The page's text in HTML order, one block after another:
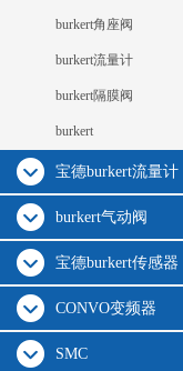
burkert角座阀
burkert流量计
burkert隔膜阀
burkert
宝德burkert流量计
burkert气动阀
宝德burkert传感器
CONVO变频器
SMC